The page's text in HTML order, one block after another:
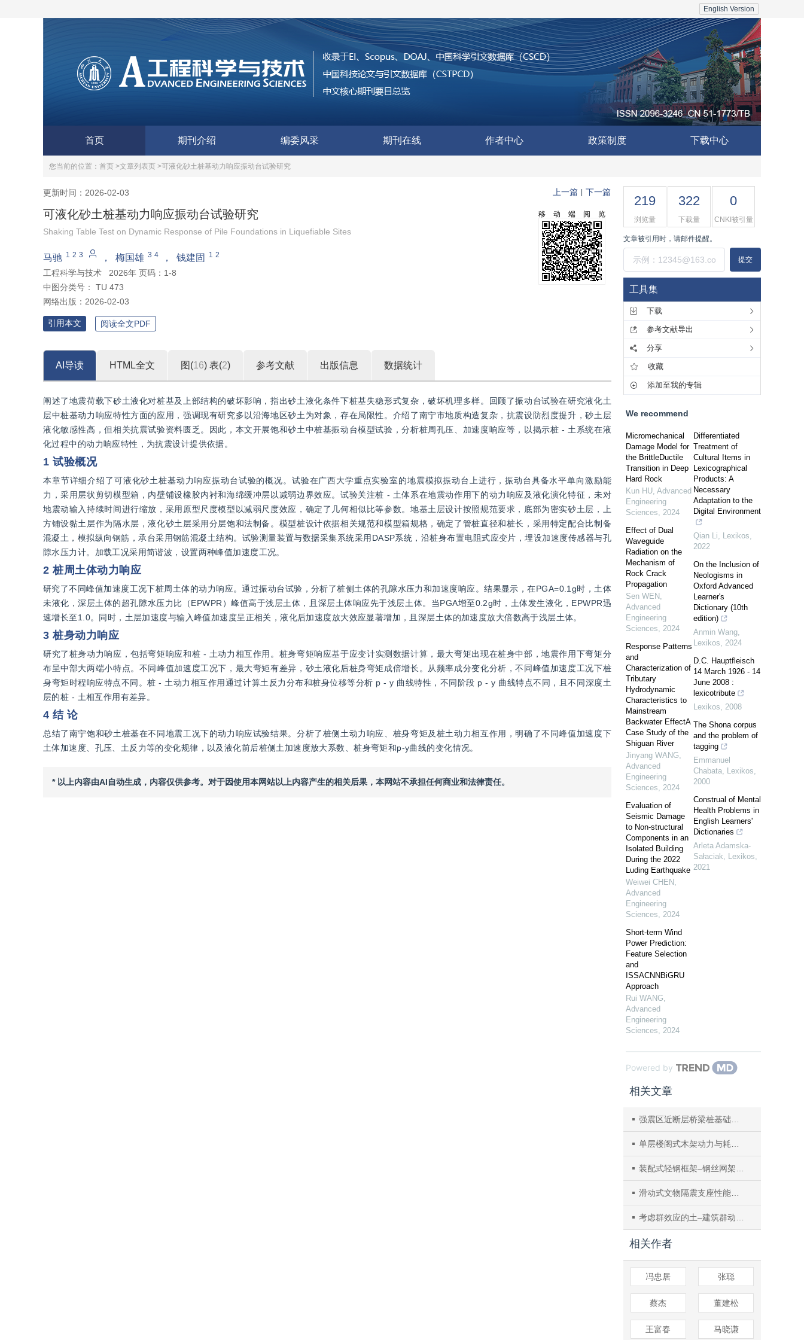
English Version
首页 期刊介绍 编委风采 期刊在线 作者中心 政策制度 下载中心
您当前的位置： 首页 >文章列表页 >可液化砂土桩基动力响应振动台试验研究
更新时间：2026-02-03 上一篇 下一篇
可液化砂土桩基动力响应振动台试验研究
Shaking Table Test on Dynamic Response of Pile Foundations in Liquefiable Sites
马驰 1 2 3 ， 梅国雄 3 4 ， 钱建固 1 2
工程科学与技术
2026年 页码：1-8
中图分类号：
TU 473
网络出版： 2026-02-03
移动端阅览
引用本文 阅读全文PDF
AI导读 HTML全文 图(16) 表(2) 参考文献 出版信息 数据统计
阐述了地震荷载下砂土液化对桩基及上部结构的破坏影响，指出砂土液化条件下桩基失稳形式复杂，破坏机理多样。回顾了振动台试验在研究液化土
层中桩基动力响应特性方面的应用，强调现有研究多以沿海地区砂土为对象，存在局限性。介绍了南宁市地质构造复杂，抗震设防烈度提升，砂土层
液化敏感性高，但相关抗震试验资料匮乏。因此，本文开展饱和砂土中桩基振动台模型试验，分析桩周孔压、加速度响应等，以揭示桩 - 土系统在液
化过程中的动力响应特性，为抗震设计提供依据。
1 试验概况
本章节详细介绍了可液化砂土桩基动力响应振动台试验的概况。试验在广西大学重点实验室的地震模拟振动台上进行，振动台具备水平单向激励能
力，采用层状剪切模型箱，内壁铺设橡胶内衬和海绵缓冲层以减弱边界效应。试验关注桩 - 土体系在地震动作用下的动力响应及液化演化特征，未对
地震动输入持续时间进行缩放，采用原型尺度模型以减弱尺度效应，确定了几何相似比等参数。地基土层设计按照规范要求，底部为密实砂土层，上
方铺设黏土层作为隔水层，液化砂土层采用分层饱和法制备。模型桩设计依据相关规范和模型箱规格，确定了管桩直径和桩长，采用特定配合比制备
混凝土，模拟纵向钢筋，承台采用钢筋混凝土结构。试验测量装置与数据采集系统采用DASP系统，沿桩身布置电阻式应变片，埋设加速度传感器与孔
隙水压力计。加载工况采用简谐波，设置两种峰值加速度工况。
2 桩周土体动力响应
研究了不同峰值加速度工况下桩周土体的动力响应。通过振动台试验，分析了桩侧土体的孔隙水压力和加速度响应。结果显示，在PGA=0.1g时，土体
未液化，深层土体的超孔隙水压力比（EPWPR）峰值高于浅层土体，且深层土体响应先于浅层土体。当PGA增至0.2g时，土体发生液化，EPWPR迅
速增长至1.0。同时，土层加速度与输入峰值加速度呈正相关，液化后加速度放大效应显著增加，且深层土体的加速度放大倍数高于浅层土体。
3 桩身动力响应
研究了桩身动力响应，包括弯矩响应和桩 - 土动力相互作用。桩身弯矩响应基于应变计实测数据计算，最大弯矩出现在桩身中部，地震作用下弯矩分
布呈中部大两端小特点。不同峰值加速度工况下，最大弯矩有差异，砂土液化后桩身弯矩成倍增长。从频率成分变化分析，不同峰值加速度工况下桩
身弯矩时程响应特点不同。桩 - 土动力相互作用通过计算土反力分布和桩身位移等分析 p - y 曲线特性，不同阶段 p - y 曲线特点不同，且不同深度土
层的桩 - 土相互作用有差异。
4 结 论
总结了南宁饱和砂土桩基在不同地震工况下的动力响应试验结果。分析了桩侧土动力响应、桩身弯矩及桩土动力相互作用，明确了不同峰值加速度下
土体加速度、孔压、土反力等的变化规律，以及液化前后桩侧土加速度放大系数、桩身弯矩和p-y曲线的变化情况。
* 以上内容由AI自动生成，内容仅供参考。对于因使用本网站以上内容产生的相关后果，本网站不承担任何商业和法律责任。
219
浏览量
322
下载量
0
CNKI被引量
文章被引用时，请邮件提醒。
提交
工具集
下载
参考文献导出
分享
收藏
添加至我的专辑
We recommend
Micromechanical
Damage Model for
the BrittleDuctile
Transition in Deep
Hard Rock
Kun HU, Advanced
Engineering
Sciences, 2024
Effect of Dual
Waveguide
Radiation on the
Mechanism of
Rock Crack
Propagation
Sen WEN ,
Advanced
Engineering
Sciences, 2024
Response Patterns
and
Characterization of
Tributary
Hydrodynamic
Characteristics to
Mainstream
Backwater EffectA
Case Study of the
Shiguan River
Jinyang WANG,
Advanced
Engineering
Sciences, 2024
Evaluation of
Seismic Damage
to Non-structural
Components in an
Isolated Building
During the 2022
Luding Earthquake
Weiwei CHEN ,
Advanced
Engineering
Sciences, 2024
Short-term Wind
Power Prediction:
Feature Selection
and
ISSACNNBiGRU
Approach
Rui WANG,
Advanced
Engineering
Sciences, 2024
Differentiated
Treatment of
Cultural Items in
Lexicographical
Products: A
Necessary
Adaptation to the
Digital Environment
Qian Li, Lexikos,
2022
On the Inclusion of
Neologisms in
Oxford Advanced
Learner's
Dictionary (10th
edition)
Anmin Wang,
Lexikos, 2024
D.C. Hauptfleisch
14 March 1926 - 14
June 2008 :
lexicotribute
Lexikos, 2008
The Shona corpus
and the problem of
tagging
Emmanuel
Chabata, Lexikos,
2000
Construal of Mental
Health Problems in
English Learners'
Dictionaries
Arleta Adamska-
Sałaciak, Lexikos,
2021
Powered by
相关文章
强震区近断层桥梁桩基础时程响应振动台试验
单层楼阁式木架动力与耗能性能试验研究
装配式轻钢框架–钢丝网架珍珠岩复合墙板结构振动台试验
滑动式文物隔震支座性能试验及设计方法
考虑群效应的土–建筑群动力相互作用参数分析
相关作者
冯忠居 张聪
蔡杰 董建松
王富春 马晓谦